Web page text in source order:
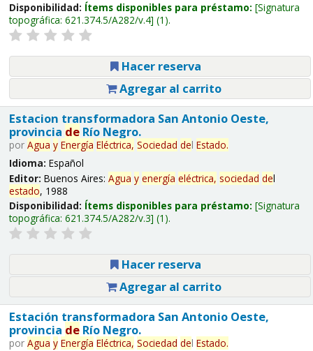
Disponibilidad: Ítems disponibles para préstamo: Signatura
topográfica: 621.374.5/A282/v.4 (1).
Hacer reserva
Agregar al carrito
Estacion transformadora San Antonio Oeste,
provincia deRío Negro.
por Agua y Energía Eléctrica, Sociedad del Estado.
Idioma: Español
Editor: Buenos Aires: Agua y energía eléctrica, sociedad del
estado, 1988
Disponibilidad: Ítems disponibles para préstamo: Signatura
topográfica: 621.374.5/A282/v.3 (1).
Hacer reserva
Agregar al carrito
Estación transformadora San Antonio Oeste,
provincia deRío Negro.
por Agua y Energía Eléctrica, Sociedad del Estado.